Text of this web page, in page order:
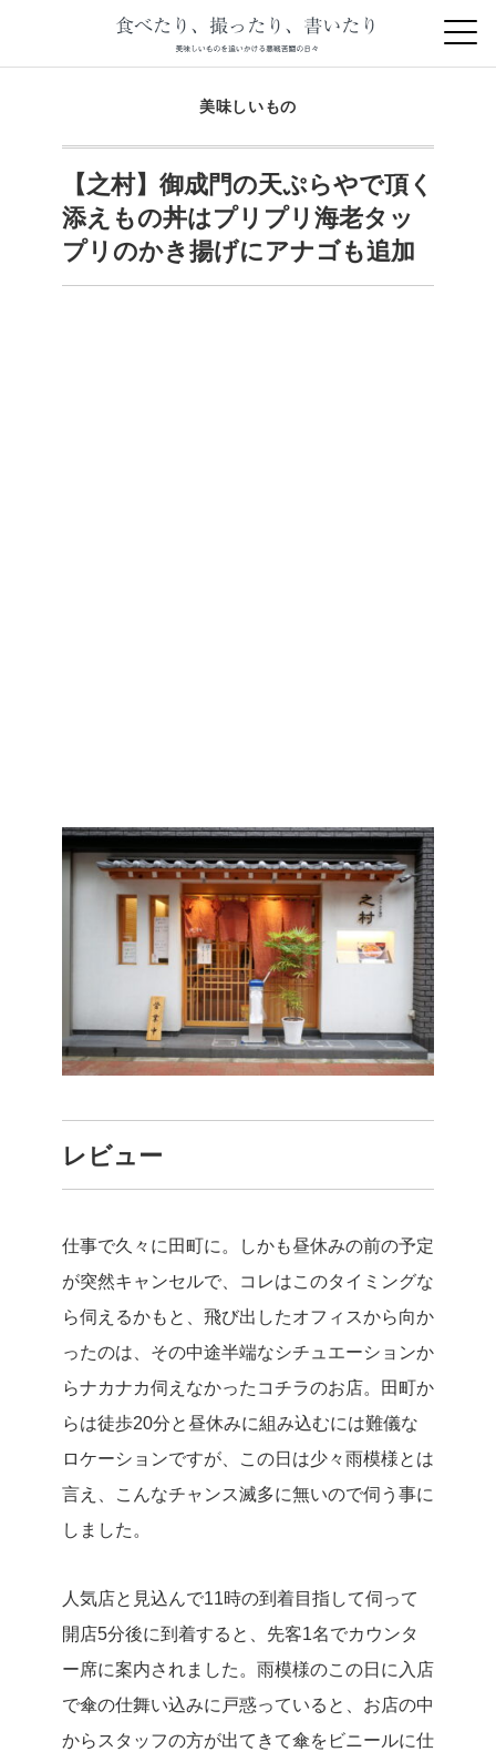
美味しいもの
【之村】御成門の天ぷらやで頂く
添えもの丼はプリプリ海老タッ
プリのかき揚げにアナゴも追加
レビュー
仕事で久々に田町に。しかも昼休みの前の予定
が突然キャンセルで、コレはこのタイミングな
ら伺えるかもと、飛び出したオフィスから向か
ったのは、その中途半端なシチュエーションか
らナカナカ伺えなかったコチラのお店。
田町か
らは徒歩20分と昼休みに組み込むには難儀な
ロケーションですが、この日は少々雨模様とは
言え、こんなチャンス滅多に無いので伺う事に
しました。
人気店と見込んで11時の到着目指して伺って
開店5分後に到着すると、先客1名でカウンタ
ー席に案内されました。 雨模様のこの日に入店
で傘の仕舞い込みに戸惑っていると、お店の中
からスタッフの方が出てきて傘をビニールに仕